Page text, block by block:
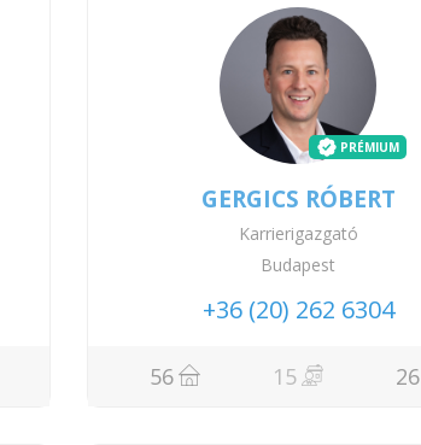
PRÉMIUM
GERGICS RÓBERT
Karrierigazgató
Budapest
+36 (20) 262 6304
56 15 26